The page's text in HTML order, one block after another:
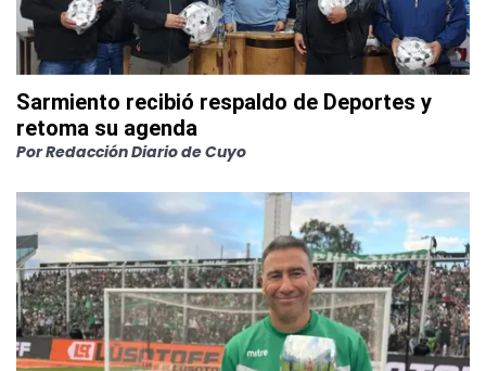
Sarmiento recibió respaldo de Deportes y
retoma su agenda
PorRedacción Diario de Cuyo